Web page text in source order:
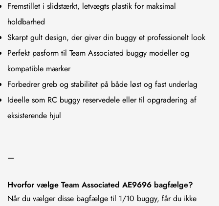
Fremstillet i slidstærkt, letvægts plastik for maksimal
holdbarhed
Skarpt gult design, der giver din buggy et professionelt look
Perfekt pasform til Team Associated buggy modeller og
kompatible mærker
Forbedrer greb og stabilitet på både løst og fast underlag
Ideelle som RC buggy reservedele eller til opgradering af
eksisterende hjul
—
Hvorfor vælge Team Associated AE9696 bagfælge?
Når du vælger disse bagfælge til 1/10 buggy, får du ikke